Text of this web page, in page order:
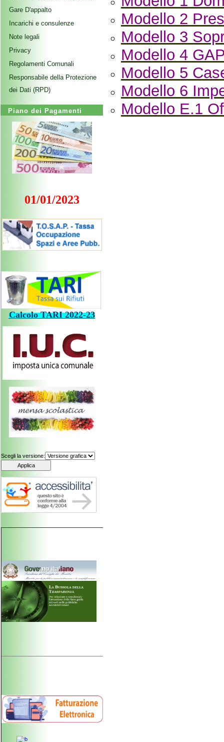
Gare D'appalto
Incarichi e consulenze
Note legali
Privacy
Regolamenti Comunali
Responsabile della Protezione
dei Dati (RPD)
Piano dei Pagamenti
01/01/2023
CalcoloTARI2022-23
Scegli la versione:
Modello 2
Modello 3
Modello 4
Modello 5
Modello 6
Modello E.1